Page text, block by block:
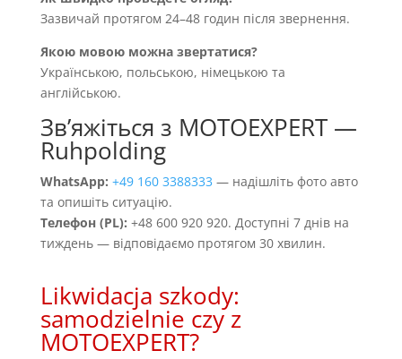
Зазвичай протягом 24–48 годин після звернення.
Якою мовою можна звертатися?
Українською, польською, німецькою та
англійською.
Звʼяжіться з MOTOEXPERT —
Ruhpolding
WhatsApp: +49 160 3388333 — надішліть фото авто
та опишіть ситуацію.
Телефон (PL): +48 600 920 920. Доступні 7 днів на
тиждень — відповідаємо протягом 30 хвилин.
Likwidacja szkody:
samodzielnie czy z
MOTOEXPERT?